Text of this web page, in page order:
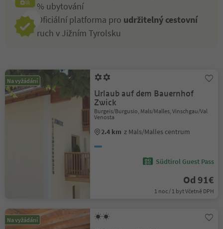
% ubytování
Oficiální platforma pro udržitelný cestovní
ruch v Jižním Tyrolsku
Na vyžádání
Urlaub auf dem Bauernhof
Zwick
Burgeis/Burgusio, Mals/Malles, Vinschgau/Val
Venosta
2.4 km z Mals/Malles centrum
Südtirol Guest Pass
Od 91€
1 noc / 1 byt Včetně DPH
Na vyžádání